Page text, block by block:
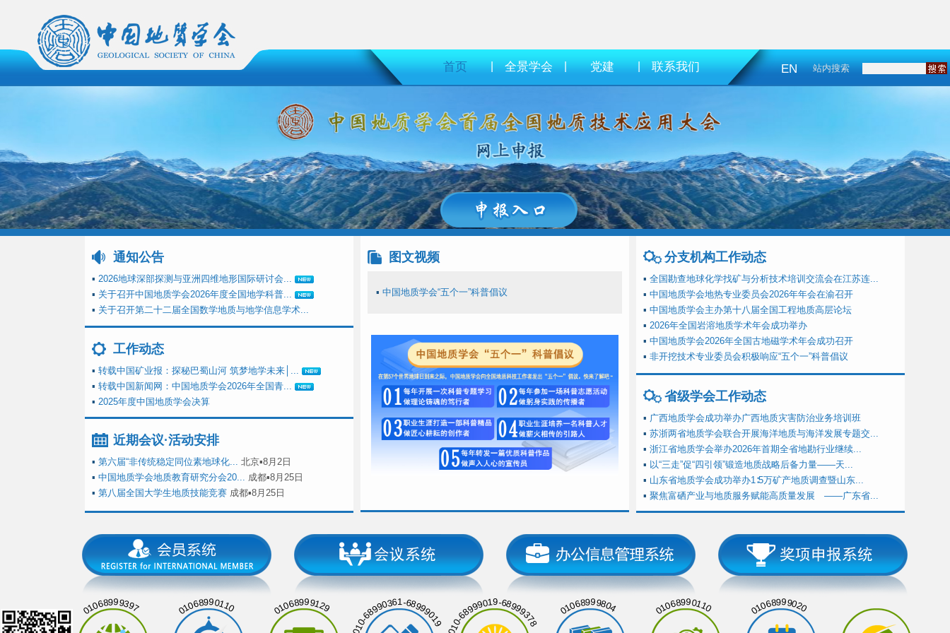
首页 | 全景学会 | 党建 | 联系我们 EN 站内搜索
通知公告
▪ 2026地球深部探测与亚洲四维地形国际研讨会...
▪ 关于召开中国地质学会2026年度全国地学科普...
▪ 关于召开第二十二届全国数学地质与地学信息学术...
工作动态
▪ 转载中国矿业报：探秘巴蜀山河 筑梦地学未来│...
▪ 转载中国新闻网：中国地质学会2026年全国青...
▪ 2025年度中国地质学会决算
近期会议·活动安排
▪ 第六届“非传统稳定同位素地球化... 北京▪8月2日
▪ 中国地质学会地质教育研究分会20... 成都▪8月25日
▪ 第八届全国大学生地质技能竞赛 成都▪8月25日
图文视频
▪ 中国地质学会“五个一”科普倡议
分支机构工作动态
▪ 全国勘查地球化学找矿与分析技术培训交流会在江苏连...
▪ 中国地质学会地热专业委员会2026年年会在渝召开
▪ 中国地质学会主办第十八届全国工程地质高层论坛
▪ 2026年全国岩溶地质学术年会成功举办
▪ 中国地质学会2026年全国古地磁学术年会成功召开
▪ 非开挖技术专业委员会积极响应“五个一”科普倡议
省级学会工作动态
▪ 广西地质学会成功举办广西地质灾害防治业务培训班
▪ 苏浙两省地质学会联合开展海洋地质与海洋发展专题交...
▪ 浙江省地质学会举办2026年首期全省地勘行业继续...
▪ 以“三走”促“四引领”锻造地质战略后备力量——天...
▪ 山东省地质学会成功举办1∶5万矿产地质调查暨山东...
▪ 聚焦富硒产业与地质服务赋能高质量发展 ——广东省...
01068999397 01068990110 01068999129 010-68990361-68999019 010-68999019-68999378 01068999804 01068990110 01068999020